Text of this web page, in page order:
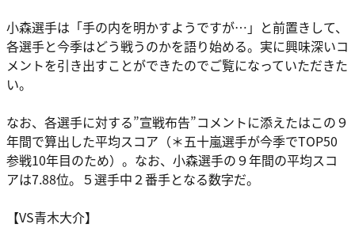
小森選手は「手の内を明かすようですが…」と前置きして、
各選手と今季はどう戦うのかを語り始める。実に興味深いコ
メントを引き出すことができたのでご覧になっていただきた
い。
なお、各選手に対する”宣戦布告”コメントに添えたはこの９
年間で算出した平均スコア（＊五十嵐選手が今季でTOP50
参戦10年目のため）。なお、小森選手の９年間の平均スコ
アは7.88位。５選手中２番手となる数字だ。
【VS青木大介】